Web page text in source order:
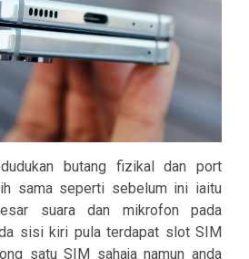
butang fizikal dan port
sama seperti sebelum ini iaitu
suara dan mikrofon pada
sisi kiri pula terdapat slot SIM
satu SIM sahaja namun anda